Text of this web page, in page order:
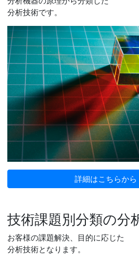
分析技術です。
詳細はこちらから
技術課題別分類の分
お客様の課題解決、目的に応じた
分析技術となります。